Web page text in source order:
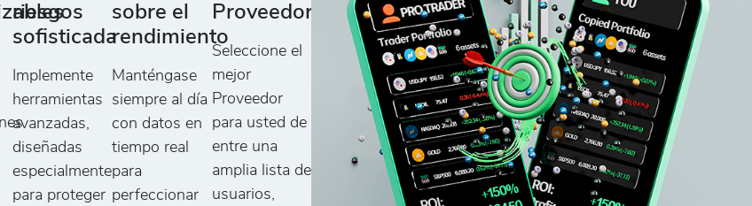
riesgos
sofisticada
Implemente
herramientas
avanzadas,
diseñadas
especialmente
para proteger
sobre el
rendimiento
Manténgase
siempre al día
con datos en
tiempo real
para
perfeccionar
Proveedores
Seleccione el
mejor
Proveedor
para usted de
entre una
amplia lista de
usuarios,